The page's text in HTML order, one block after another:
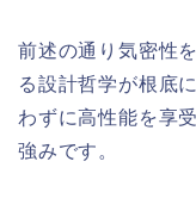
前述の通り気密性
る設計哲学が根底
わずに高性能を享
強みです。